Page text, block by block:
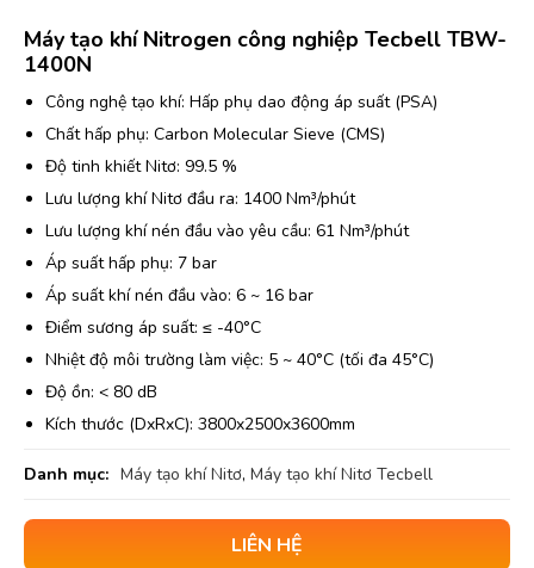
Máy tạo khí Nitrogen công nghiệp Tecbell TBW-
1400N
Công nghệ tạo khí: Hấp phụ dao động áp suất (PSA)
Chất hấp phụ: Carbon Molecular Sieve (CMS)
Độ tinh khiết Nitơ: 99.5 %
Lưu lượng khí Nitơ đầu ra: 1400 Nm³/phút
Lưu lượng khí nén đầu vào yêu cầu: 61 Nm³/phút
Áp suất hấp phụ: 7 bar
Áp suất khí nén đầu vào: 6 ~ 16 bar
Điểm sương áp suất: ≤ -40°C
Nhiệt độ môi trường làm việc: 5 ~ 40°C (tối đa 45°C)
Độ ồn: < 80 dB
Kích thước (DxRxC): 3800x2500x3600mm
Danh mục: Máy tạo khí Nitơ, Máy tạo khí Nitơ Tecbell
LIÊN HỆ